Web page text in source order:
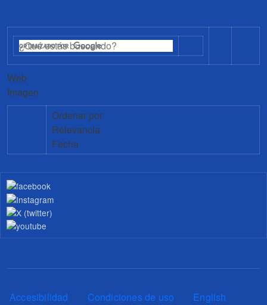
Web
Imagen
Ordenar por
Relevancia
Fecha
Pie de página
Accesibilidad Condiciones de uso English